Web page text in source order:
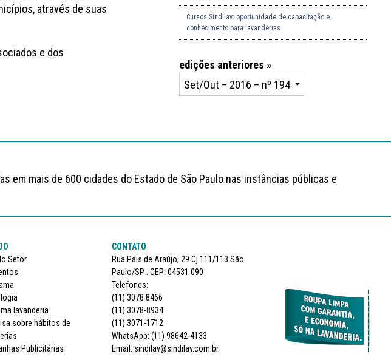
através de suas
e dos
Cursos Sindilav: oportunidade de capacitação e
conhecimento para lavanderias
edições anteriores »
em mais de 600 cidades do Estado de São Paulo nas instâncias públicas e
Setor
lavanderia
sobre hábitos de
Publicitárias
CONTATO
Rua Pais de Araújo, 29 Cj 111/113 São
Paulo/SP . CEP: 04531 090
Telefones:
(11) 3078 8466
(11) 3078-8934
(11) 3071-1712
WhatsApp: (11) 98642-4133
Email: sindilav@sindilav.com.br